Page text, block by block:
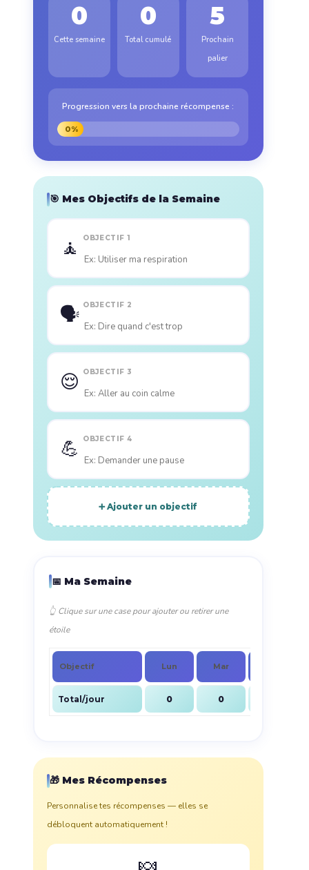
0
Cette semaine
0
Total cumulé
5
Prochain
palier
Progression vers la prochaine récompense :
0%
🎯 Mes Objectifs de la Semaine
🧘 OBJECTIF 1
🗣️ OBJECTIF 2
😌 OBJECTIF 3
💪 OBJECTIF 4
➕ Ajouter un objectif
📅 Ma Semaine
👆 Clique sur une case pour ajouter ou retirer une
étoile
Objectif Lun Mar
Total/jour 0 0
🎁 Mes Récompenses
Personnalise tes récompenses — elles se
débloquent automatiquement !